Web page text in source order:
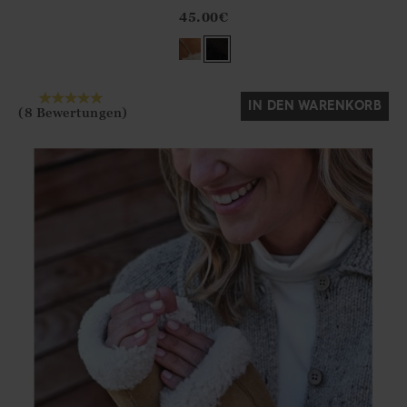
?? ""
Ja Nein
45.00€
(8 Bewertungen) IN DEN WARENKORB